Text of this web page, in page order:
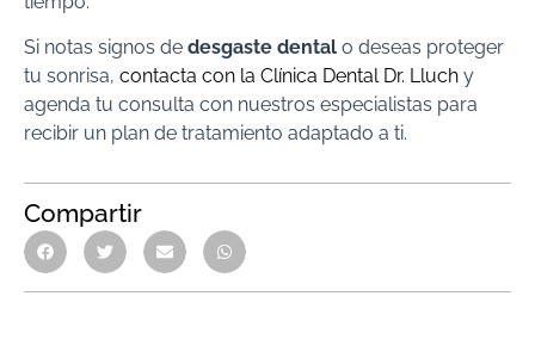
Si notas signos de desgaste dental o deseas proteger
tu sonrisa, contacta con la Clínica Dental Dr. Lluch y
agenda tu consulta con nuestros especialistas para
recibir un plan de tratamiento adaptado a ti.
Compartir